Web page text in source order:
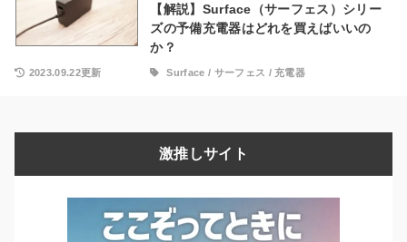
【解説】Surface（サーフェス）シリー
ズの予備充電器はどれを買えばいいの
か？
2023.09.22更新 Surface / サーフェス /充電器
激推しサイト